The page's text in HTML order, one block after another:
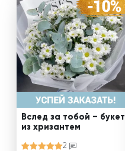
Вслед за тобой – букет
из хризантем
2